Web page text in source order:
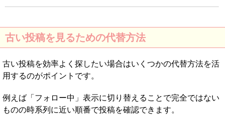
古い投稿を見るための代替方法
古い投稿を効率よく探したい場合はいくつかの代替方法を活
用するのがポイントです。
例えば「フォロー中」表示に切り替えることで完全ではない
ものの時系列に近い順番で投稿を確認できます。